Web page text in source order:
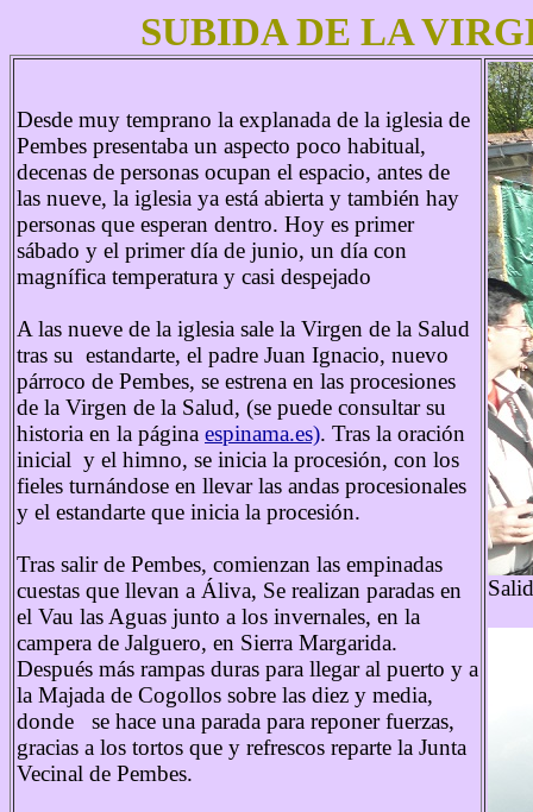
SUBIDA DE LA
Desde muy temprano la explanada de la iglesia de
Pembes presentaba un aspecto poco habitual,
decenas de personas ocupan el espacio, antes de
las nueve, la iglesia ya está abierta y también hay
personas que esperan dentro. Hoy es primer
sábado y el primer día de junio, un día con
magnífica temperatura y casi despejado
A las nueve de la iglesia sale la Virgen de la Salud
tras su estandarte, el padre Juan Ignacio, nuevo
párroco de Pembes, se estrena en las procesiones
de la Virgen de la Salud, (se puede consultar su
historia en la página espinama.es). Tras la oración
inicial y el himno, se inicia la procesión, con los
fieles turnándose en llevar las andas procesionales
y el estandarte que inicia la procesión.
Tras salir de Pembes, comienzan las empinadas
cuestas que llevan a Áliva, Se realizan paradas en
el Vau las Aguas junto a los invernales, en la
campera de Jalguero, en Sierra Margarida.
Después más rampas duras para llegar al puerto y a
la Majada de Cogollos sobre las diez y media,
donde se hace una parada para reponer fuerzas,
gracias a los tortos que y refrescos reparte la Junta
Vecinal de Pembes.